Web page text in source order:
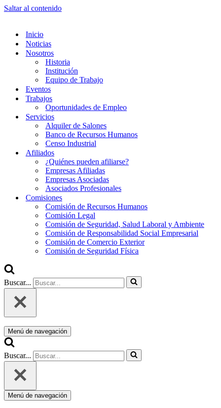
Saltar al contenido
Inicio
Noticias
Nosotros
Historia
Institución
Equipo de Trabajo
Eventos
Trabajos
Oportunidades de Empleo
Servicios
Alquiler de Salones
Banco de Recursos Humanos
Censo Industrial
Afiliados
¿Quiénes pueden afiliarse?
Empresas Afiliadas
Empresas Asociadas
Asociados Profesionales
Comisiones
Comisión de Recursos Humanos
Comisión Legal
Comisión de Seguridad, Salud Laboral y Ambiente
Comisión de Responsabilidad Social Empresarial
Comisión de Comercio Exterior
Comisión de Seguridad Física
Buscar...
Menú de navegación
Buscar...
Menú de navegación